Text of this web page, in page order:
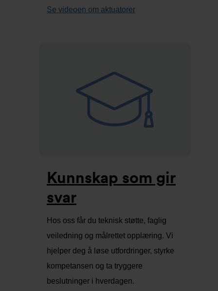
Se videoen om aktuatorer
Kunnskap som gir
svar
Hos oss får du teknisk støtte, faglig
veiledning og målrettet opplæring. Vi
hjelper deg å løse utfordringer, styrke
kompetansen og ta tryggere
beslutninger i hverdagen.